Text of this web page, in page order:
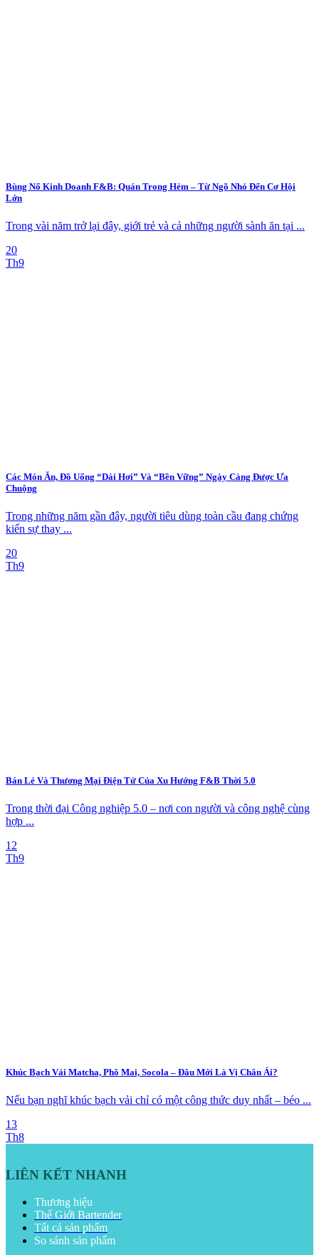
Bùng Nổ Kinh Doanh F&B: Quán Trong Hẻm – Từ Ngõ Nhỏ Đến Cơ Hội
Lớn
Trong vài năm trở lại đây, giới trẻ và cả những người sành ăn tại ...
20
Th9
Các Món Ăn, Đồ Uống “Dài Hơi” Và “Bền Vững” Ngày Càng Được Ưa
Chuộng
Trong những năm gần đây, người tiêu dùng toàn cầu đang chứng
kiến sự thay ...
20
Th9
Bán Lẻ Và Thương Mại Điện Tử Của Xu Hướng F&B Thời 5.0
Trong thời đại Công nghiệp 5.0 – nơi con người và công nghệ cùng
hợp ...
12
Th9
Khúc Bạch Vải Matcha, Phô Mai, Socola – Đâu Mới Là Vị Chân Ái?
Nếu bạn nghĩ khúc bạch vải chỉ có một công thức duy nhất – béo ...
13
Th8
LIÊN KẾT NHANH
Thương hiệu
Thế Giới Bartender
Tất cả sản phẩm
So sánh sản phẩm